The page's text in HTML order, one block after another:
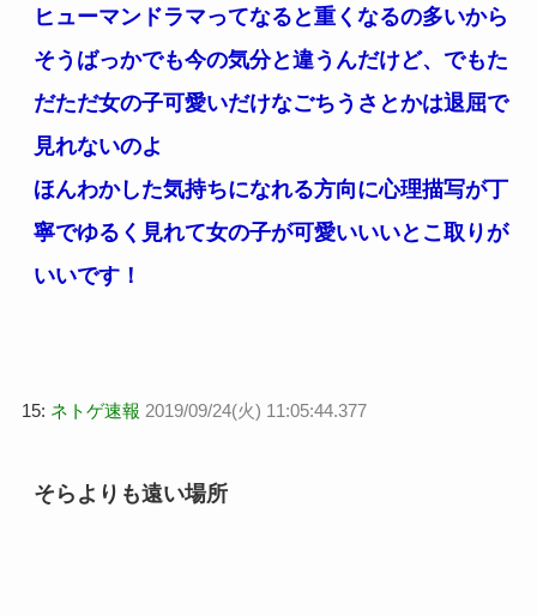
ヒューマンドラマってなると重くなるの多いから
そうばっかでも今の気分と違うんだけど、でもた
だただ女の子可愛いだけなごちうさとかは退屈で
見れないのよ
ほんわかした気持ちになれる方向に心理描写が丁
寧でゆるく見れて女の子が可愛いいいとこ取りが
いいです！
15: ネトゲ速報 2019/09/24(火) 11:05:44.377
そらよりも遠い場所